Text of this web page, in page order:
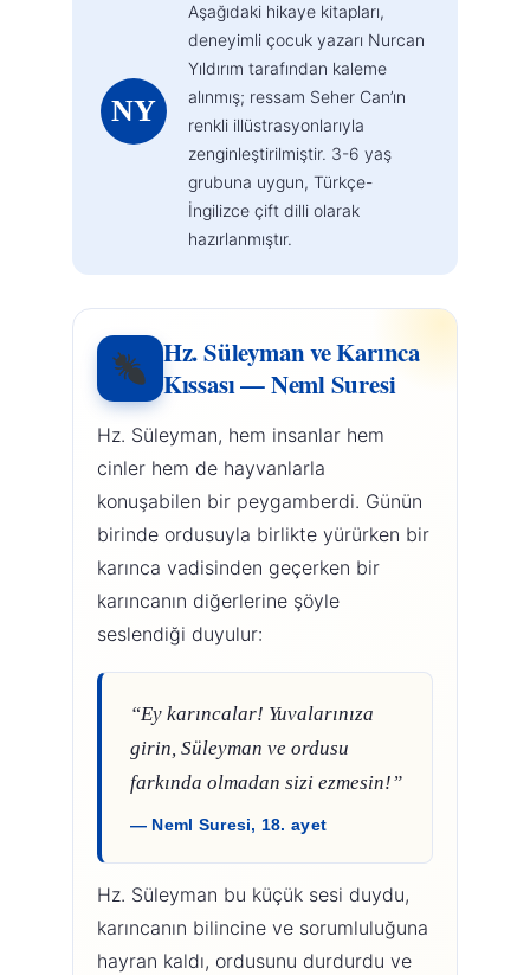
NY
Aşağıdaki hikaye kitapları,
deneyimli çocuk yazarı Nurcan
Yıldırım tarafından kaleme
alınmış; ressam Seher Can’ın
renkli illüstrasyonlarıyla
zenginleştirilmiştir. 3-6 yaş
grubuna uygun, Türkçe-
İngilizce çift dilli olarak
hazırlanmıştır.
Hz. Süleyman ve Karınca
Kıssası — Neml Suresi
Hz. Süleyman, hem insanlar hem
cinler hem de hayvanlarla
konuşabilen bir peygamberdi. Günün
birinde ordusuyla birlikte yürürken bir
karınca vadisinden geçerken bir
karıncanın diğerlerine şöyle
seslendiği duyulur:
“Ey karıncalar! Yuvalarınıza
girin, Süleyman ve ordusu
farkında olmadan sizi ezmesin!”
— Neml Suresi, 18. ayet
Hz. Süleyman bu küçük sesi duydu,
karıncanın bilincine ve sorumluluğuna
hayran kaldı, ordusunu durdurdu ve